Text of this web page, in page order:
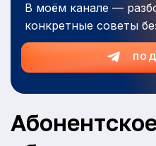
В моём канале —
конкретные советы